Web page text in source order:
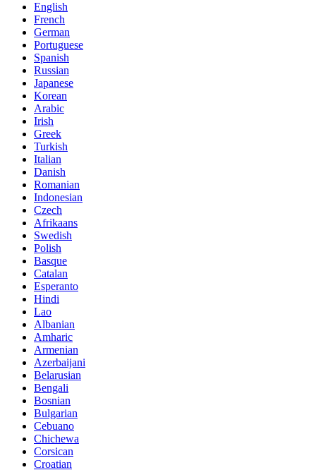
English
French
German
Portuguese
Spanish
Russian
Japanese
Korean
Arabic
Irish
Greek
Turkish
Italian
Danish
Romanian
Indonesian
Czech
Afrikaans
Swedish
Polish
Basque
Catalan
Esperanto
Hindi
Lao
Albanian
Amharic
Armenian
Azerbaijani
Belarusian
Bengali
Bosnian
Bulgarian
Cebuano
Chichewa
Corsican
Croatian